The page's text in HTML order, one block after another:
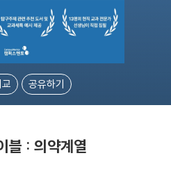
공유하기
블 : 의약계열